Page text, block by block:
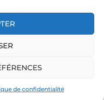
de confidentialité